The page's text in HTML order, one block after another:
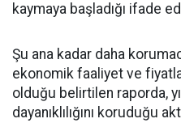
kaymaya başladığı ifade
Şu ana kadar daha
ekonomik faaliyet ve
olduğu belirtilen raporda,
dayanıklılığını koruduğu